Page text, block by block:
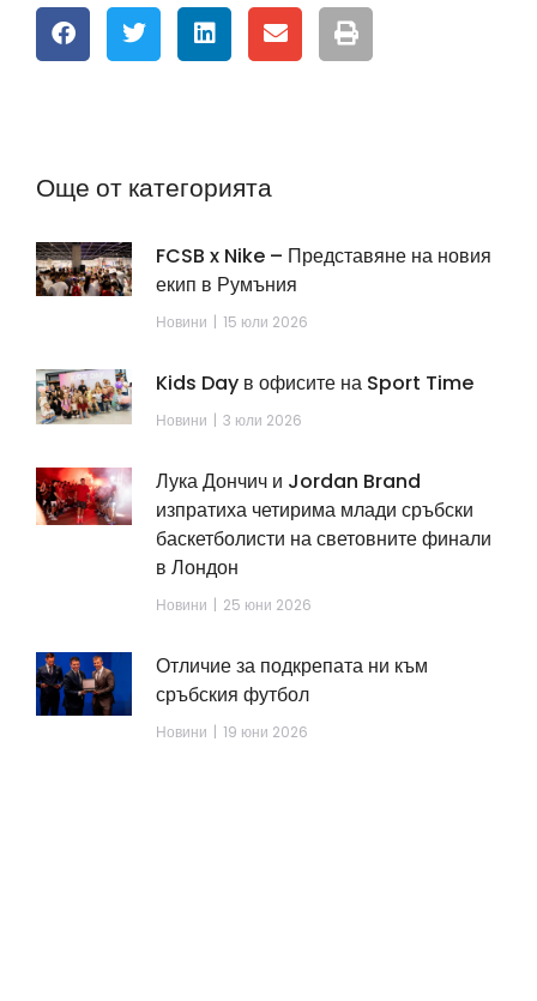
Още от категорията
FCSB x Nike – Представяне на новия
екип в Румъния
Новини 15 юли 2026
Kids Day в офисите на Sport Time
Новини 3 юли 2026
Лука Дончич и Jordan Brand
изпратиха четирима млади сръбски
баскетболисти на световните финали
в Лондон
Новини 25 юни 2026
Отличие за подкрепата ни към
сръбския футбол
Новини 19 юни 2026